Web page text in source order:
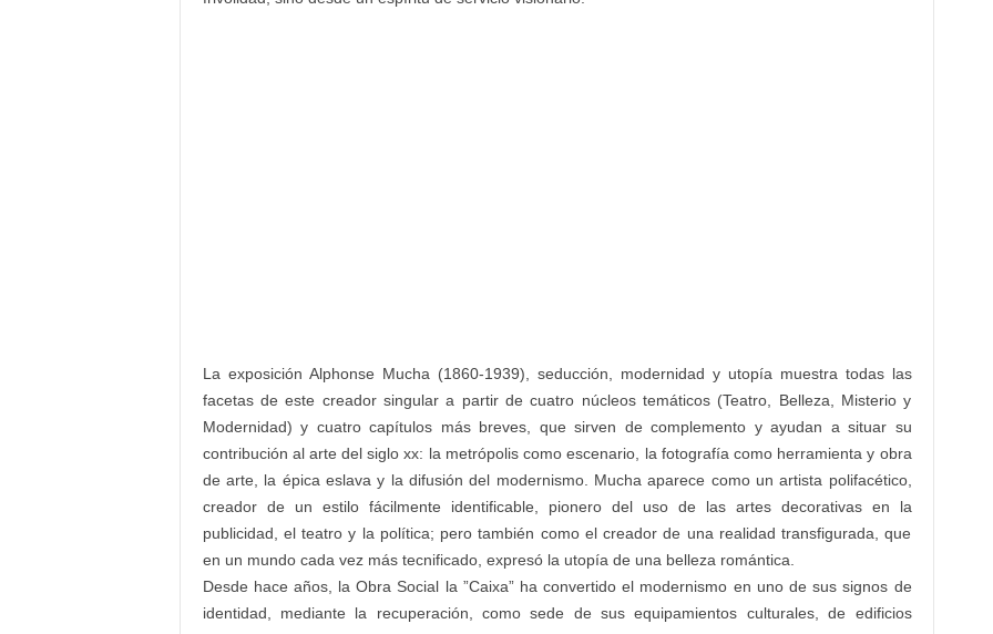
La exposición Alphonse Mucha (1860-1939), seducción, modernidad y utopía muestra todas las
facetas de este creador singular a partir de cuatro núcleos temáticos (Teatro, Belleza, Misterio y
Modernidad) y cuatro capítulos más breves, que sirven de complemento y ayudan a situar su
contribución al arte del siglo xx: la metrópolis como escenario, la fotografía como herramienta y obra
de arte, la épica eslava y la difusión del modernismo. Mucha aparece como un artista polifacético,
creador de un estilo fácilmente identificable, pionero del uso de las artes decorativas en la
publicidad, el teatro y la política; pero también como el creador de una realidad transfigurada, que
en un mundo cada vez más tecnificado, expresó la utopía de una belleza romántica.
Desde hace años, la Obra Social la ”Caixa” ha convertido el modernismo en uno de sus signos de
identidad, mediante la recuperación, como sede de sus equipamientos culturales, de edificios